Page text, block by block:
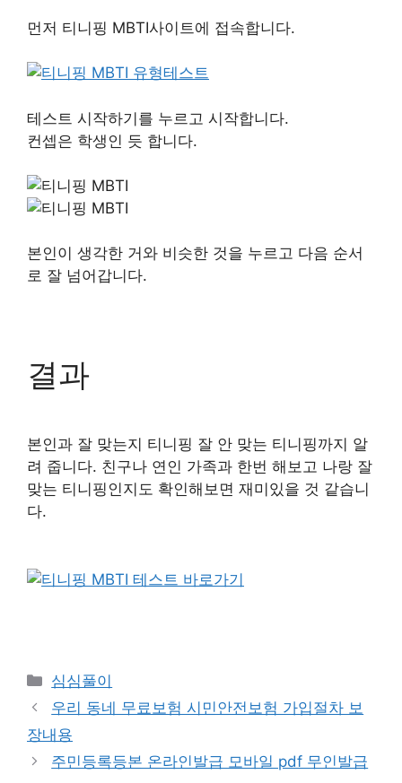
먼저 티니핑 MBTI사이트에 접속합니다.
테스트 시작하기를 누르고 시작합니다.
컨셉은 학생인 듯 합니다.
본인이 생각한 거와 비슷한 것을 누르고 다음 순서
로 잘 넘어갑니다.
결과
본인과 잘 맞는지 티니핑 잘 안 맞는 티니핑까지 알
려 줍니다. 친구나 연인 가족과 한번 해보고 나랑 잘
맞는 티니핑인지도 확인해보면 재미있을 것 같습니
다.
카
테
고
리
심심풀이
우리 동네 무료보험 시민안전보험 가입절차 보
장내용
주민등록등본 온라인발급 모바일 pdf 무인발급